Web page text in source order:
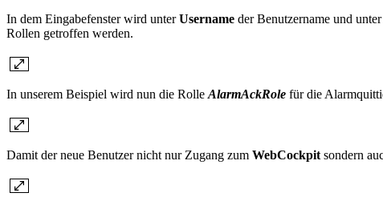
In dem Eingabefenster wird unterUsername der Benutzername und unter
Rollen getroffen werden.
In unserem Beispiel wird nun die Rolle AlarmAckRole für die
Damit der neue Benutzer nicht nur Zugang zum WebCockpit sondern